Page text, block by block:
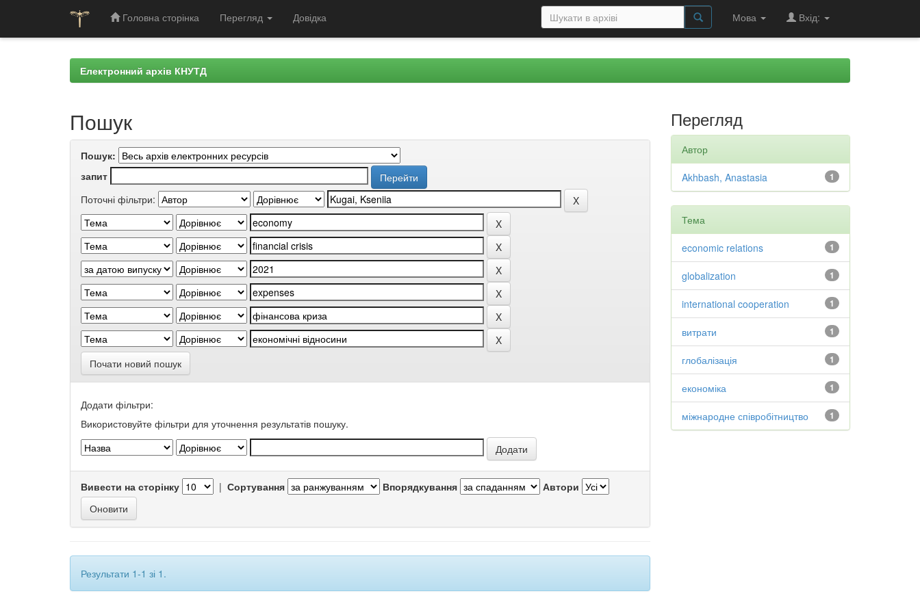
Головна сторінка Перегляд Довідка Мова Вхід:
Електронний архів КНУТД
Пошук
Пошук:
запит
Поточні фільтри:
Почати новий пошук
Додати фільтри:
Використовуйте фільтри для уточнення результатів пошуку.
Вивести на сторінку | Сортування Впорядкування Автори
Результати 1-1 зі 1.
Перегляд
Автор
1
Akhbash, Anastasia
Тема
1
economic relations
1
globalization
1
international cooperation
1
витрати
1
глобалізація
1
економіка
1
міжнародне співробітництво